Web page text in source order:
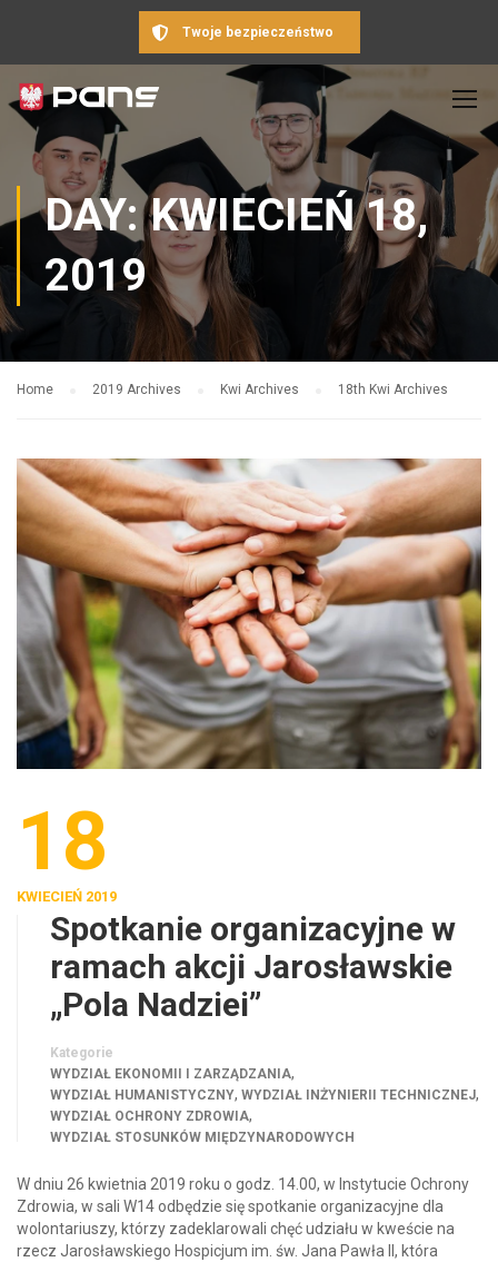
Twoje bezpieczeństwo
DAY: KWIECIEŃ 18,
2019
Home 2019 Archives Kwi Archives 18th Kwi Archives
18
KWIECIEŃ 2019
Spotkanie organizacyjne w
ramach akcji Jarosławskie
„Pola Nadziei”
Kategorie
WYDZIAŁ EKONOMII I ZARZĄDZANIA,
WYDZIAŁ HUMANISTYCZNY, WYDZIAŁ INŻYNIERII TECHNICZNEJ,
WYDZIAŁ OCHRONY ZDROWIA,
WYDZIAŁ STOSUNKÓW MIĘDZYNARODOWYCH
W dniu 26 kwietnia 2019 roku o godz. 14.00, w Instytucie Ochrony
Zdrowia, w sali W14 odbędzie się spotkanie organizacyjne dla
wolontariuszy, którzy zadeklarowali chęć udziału w kweście na
rzecz Jarosławskiego Hospicjum im. św. Jana Pawła II, która